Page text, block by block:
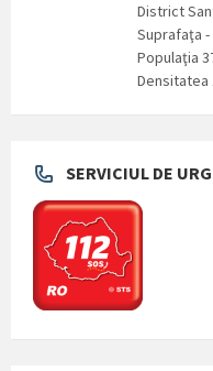
District
Suprafaţa -
Populaţia
Densitatea
SERVICIUL DE